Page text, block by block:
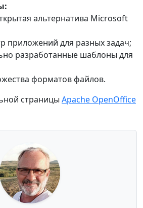
альтернатива Microsoft
приложений для разных задач;
разработанные шаблоны для
форматов файлов.
страницы Apache OpenOffice